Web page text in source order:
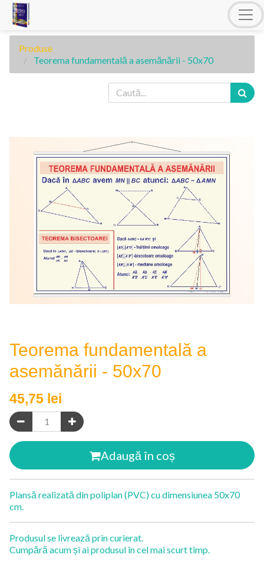
Produse
Teorema fundamentală a asemănării - 50x70
Teorema fundamentală a
asemănării - 50x70
45,75 lei
Adaugă în coș
Plansă realizată din poliplan (PVC) cu dimensiunea 50x70
cm.
Produsul se livrează prin curierat.
Cumpără acum și ai produsul în cel mai scurt timp.